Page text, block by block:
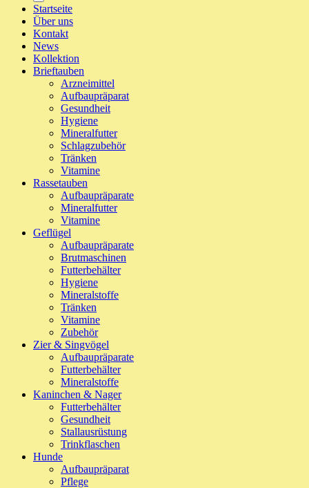
Startseite
Über uns
Kontakt
News
Kollektion
Brieftauben
Arzneimittel
Aufbaupräparat
Gesundheit
Hygiene
Mineralfutter
Schlagzubehör
Tränken
Vitamine
Rassetauben
Aufbaupräparate
Mineralfutter
Vitamine
Geflügel
Aufbaupräparate
Brutmaschinen
Futterbehälter
Hygiene
Mineralstoffe
Tränken
Vitamine
Zubehör
Zier & Singvögel
Aufbaupräparate
Futterbehälter
Mineralstoffe
Kaninchen & Nager
Futterbehälter
Gesundheit
Stallausrüstung
Trinkflaschen
Hunde
Aufbaupräparat
Pflege